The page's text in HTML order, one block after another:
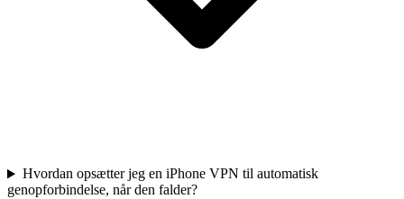
Hvordan opsætter jeg en iPhone VPN til automatisk
genopforbindelse, når den falder?